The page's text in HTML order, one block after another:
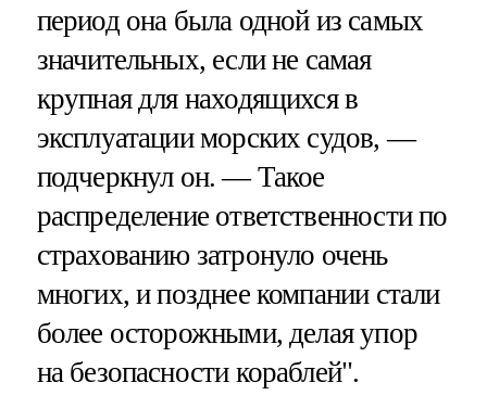
период она была одной из самых
значительных, если не самая
крупная для находящихся в
эксплуатации морских судов, —
подчеркнул он. — Такое
распределение ответственности по
страхованию затронуло очень
многих, и позднее компании стали
более осторожными, делая упор
на безопасности кораблей".